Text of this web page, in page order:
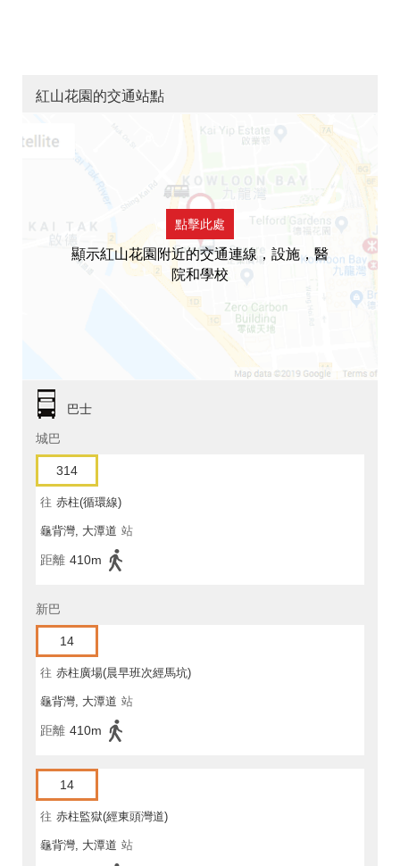
紅山花園的交通站點
點擊此處
顯示紅山花園附近的交通連線，設施，醫
院和學校
巴士
城巴
314
往 赤柱(循環線)
龜背灣, 大潭道 站
距離 410m
新巴
14
往 赤柱廣場(晨早班次經馬坑)
龜背灣, 大潭道 站
距離 410m
14
往 赤柱監獄(經東頭灣道)
龜背灣, 大潭道 站